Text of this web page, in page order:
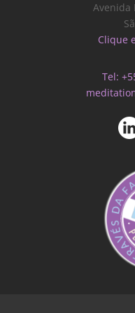
Avenida
Clique
Tel: